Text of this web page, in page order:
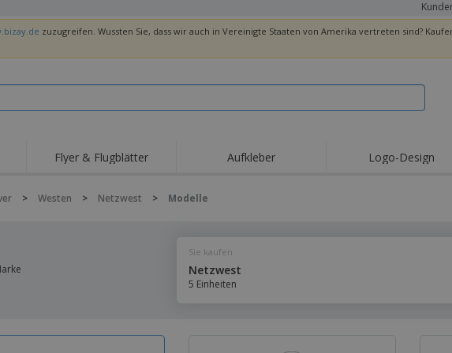
zuzugreifen. Wussten Sie, dass wir auch in Vereinigte Staaten von Amerika vertreten sind?
Aussteller
Neue Produkte
Zubehör
Armbanduhren
Medaillen
Geschenke
Flyer & Flugblätter Aufkleber Logo-Design
> Westen > Netzwest > Modelle
Sie kaufen
Netzwest
5 Einheiten